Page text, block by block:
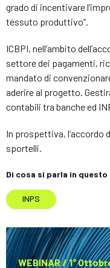
grado di incentivare
tessuto produttivo”.
ICBPI, nell’ambito
settore dei pagamenti,
mandato di
aderire al progetto.
contabili tra banche ed
In prospettiva, l’accordo
sportelli.
Di cosa si parla in
INPS
WEBINAR / 1°